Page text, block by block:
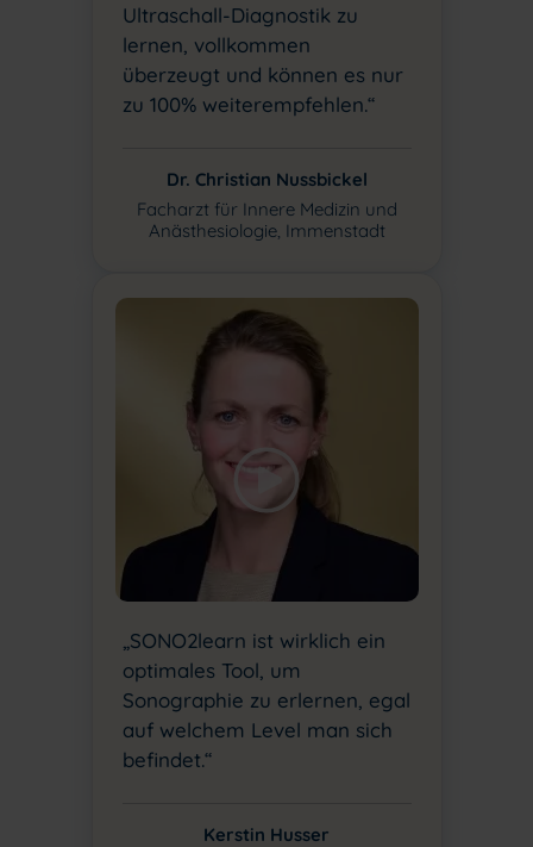
Ultraschall-Diagnostik zu
lernen, vollkommen
überzeugt und können es nur
zu 100% weiterempfehlen.“
Dr. Christian Nussbickel
Facharzt für Innere Medizin und
Anästhesiologie, Immenstadt
„SONO2learn ist wirklich ein
optimales Tool, um
Sonographie zu erlernen, egal
auf welchem Level man sich
befindet.“
Kerstin Husser